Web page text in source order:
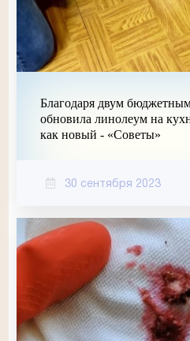
Благодаря двум бюджетным
обновила линолеум на
как новый - «Советы»
30 сентября 2023